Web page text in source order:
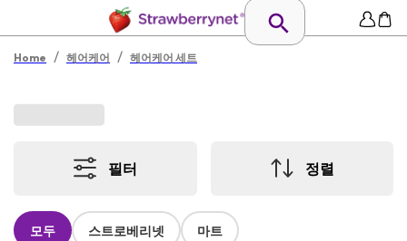
Home / 헤어케어 / 헤어케어 세트
필터 정렬
모두 스트로베리넷 마트